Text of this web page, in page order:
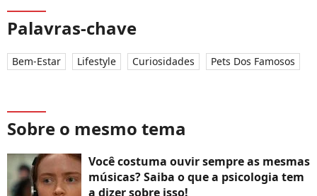
Palavras-chave
Bem-Estar Lifestyle Curiosidades Pets Dos Famosos
Sobre o mesmo tema
Você costuma ouvir sempre as mesmas
músicas? Saiba o que a psicologia tem
a dizer sobre isso!